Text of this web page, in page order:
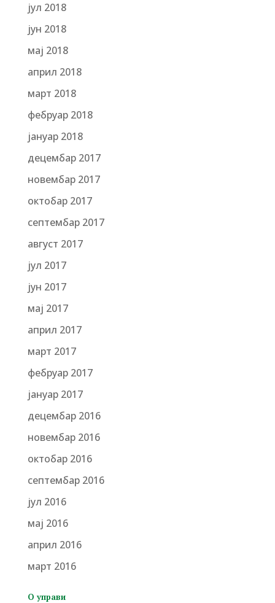
јул 2018
јун 2018
мај 2018
април 2018
март 2018
фебруар 2018
јануар 2018
децембар 2017
новембар 2017
октобар 2017
септембар 2017
август 2017
јул 2017
јун 2017
мај 2017
април 2017
март 2017
фебруар 2017
јануар 2017
децембар 2016
новембар 2016
октобар 2016
септембар 2016
јул 2016
мај 2016
април 2016
март 2016
О управи